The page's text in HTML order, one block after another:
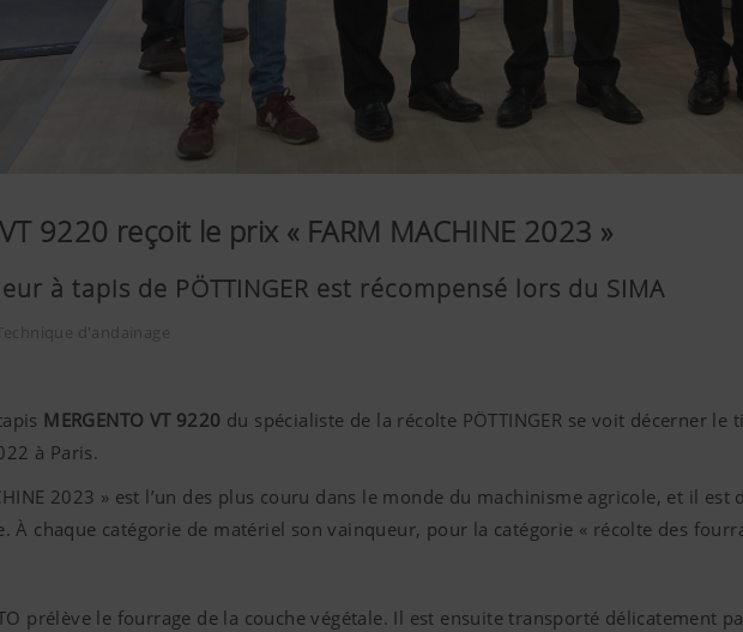
9220 reçoit le prix « FARM MACHINE 2023 »
à tapis de PÖTTINGER est récompensé lors du SIMA
d'andainage
MERGENTO VT 9220 du spécialiste de la récolte PÖTTINGER se voit décerner le
à Paris.
2023 » est l’un des plus couru dans le monde du machinisme agricole, et il
À chaque catégorie de matériel son vainqueur, pour la catégorie « récolte des
prélève le fourrage de la couche végétale. Il est ensuite transporté délicatement